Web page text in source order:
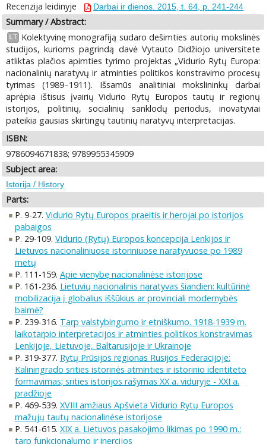
Recenzija leidinyje
Darbai ir dienos. 2015, t. 64, p. 241-244
Summary / Abstract:
LT
Kolektyvinę monografiją sudaro dešimties autorių mokslinės
studijos, kurioms pagrindą davė Vytauto Didžiojo universitete
atliktas plačios apimties tyrimo projektas „Vidurio Rytų Europa:
nacionalinių naratyvų ir atminties politikos konstravimo procesų
tyrimas (1989–1911). Išsamūs analitiniai mokslininkų darbai
aprėpia ištisus įvairių Vidurio Rytų Europos tautų ir regionų
istorijos, politinių, socialinių sanklodų periodus, inovatyviai
pateikia gausias skirtingų tautinių naratyvų interpretacijas.
ISBN:
9786094671838; 9789955345909
Subject area:
Istorija / History
Parts:
P. 9-27. Vidurio Rytų Europos praeitis ir herojai po istorijos
pabaigos
P. 29-109. Vidurio (Rytų) Europos koncepcija Lenkijos ir
Lietuvos nacionaliniuose istoriniuose naratyvuose po 1989
metų
P. 111-159. Apie vienybę nacionalinėse istorijose
P. 161-236. Lietuvių nacionalinis naratyvas šiandien: kultūrinė
mobilizacija į globalius iššūkius ar provinciali modernybės
baimė?
P. 239-316. Tarp valstybingumo ir etniškumo. 1918-1939 m.
laikotarpio interpretacijos ir atminties politikos konstravimas
Lenkijoje, Lietuvoje, Baltarusijoje ir Ukrainoje
P. 319-377. Rytų Prūsijos regionas Rusijos Federacijoje:
Kaliningrado srities istorinės atminties ir istorinio identiteto
formavimas; srities istorijos rašymas XX a. viduryje - XXI a.
pradžioje
P. 469-539. XVIII amžiaus Apšvieta Vidurio Rytų Europos
mažųjų tautų nacionalinėse istorijose
P. 541-615. XIX a. Lietuvos pasakojimo likimas po 1990 m.:
tarp funkcionalumo ir inercijos